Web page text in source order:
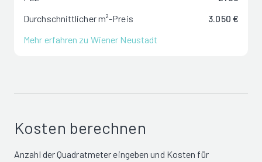
Durchschnittlicher m²-Preis
3.050 €
Mehr erfahren zu Wiener Neustadt
Kosten berechnen
Anzahl der Quadratmeter eingeben und Kosten für